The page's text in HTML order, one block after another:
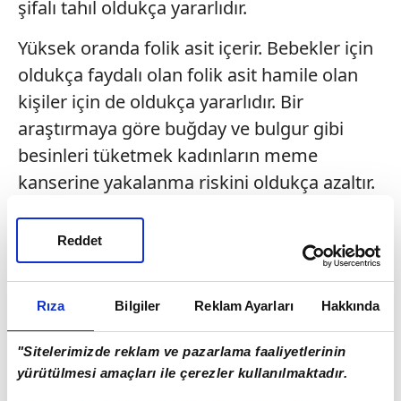
Rıza Bilgiler Reklam Ayarları Hakkında
"Sitelerimizde reklam ve pazarlama faaliyetlerinin
yürütülmesi amaçları ile çerezler kullanılmaktadır.
Reddet
şifalı tahıl oldukça yararlıdır.
Yüksek oranda folik asit içerir. Bebekler için
oldukça faydalı olan folik asit hamile olan
kişiler için de oldukça yararlıdır. Bir
araştırmaya göre buğday ve bulgur gibi
besinleri tüketmek kadınların meme
kanserine yakalanma riskini oldukça azaltır.
problemi yaşayanlar için de tüketilmesi
önerilir.
Düzenli olarak tüketildiğinde bulgurun
birçok kanser türüne yakalanma riskini
azalttığı yapılan araştırmalarda gözlenmiştir.
Ancak bulgurun nasıl tüketildiği de oldukça